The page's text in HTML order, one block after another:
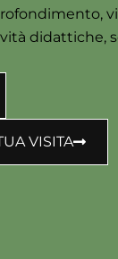
didattiche,
VISITA